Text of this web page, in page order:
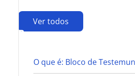
Ver todos
B
O que é: Bloco de